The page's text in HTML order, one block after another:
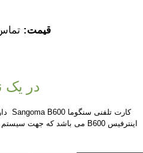
قیمت:
در یک
اینترفیس B600 می باشد که جهت سیستم های کم ظرفیت طراحی شده است .